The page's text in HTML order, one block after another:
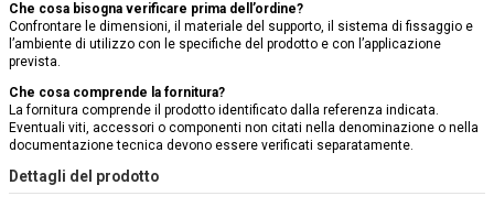
Che cosa bisogna verificare prima dell’ordine?
Confrontare le dimensioni, il materiale del supporto, il sistema di fissaggio e
l’ambiente di utilizzo con le specifiche del prodotto e con l’applicazione
prevista.
Che cosa comprende la fornitura?
La fornitura comprende il prodotto identificato dalla referenza indicata.
Eventuali viti, accessori o componenti non citati nella denominazione o nella
documentazione tecnica devono essere verificati separatamente.
Dettagli del prodotto